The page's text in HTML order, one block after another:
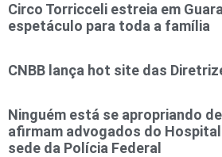
Circo Torricceli estreia em
espetáculo para toda a família
CNBB lança hot site das
Ninguém está se apropriando
afirmam advogados do
sede da Polícia Federal